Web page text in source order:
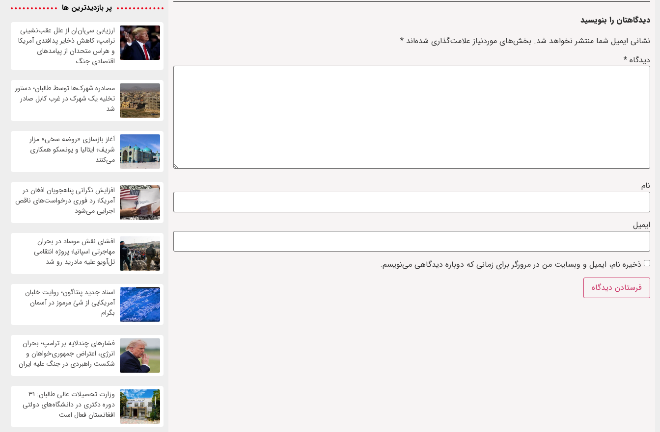
دیدگاهتان را بنویسید
نشانی ایمیل شما منتشر نخواهد شد. بخش‌های موردنیاز علامت‌گذاری شده‌اند *
دیدگاه *
نام
ایمیل
ذخیره نام، ایمیل و وبسایت من در مرورگر برای زمانی که دوباره دیدگاهی می‌نویسم.
پر بازدیدترین ها
ارزیابی سی‌ان‌ان از علل عقب‌نشینی
ترامپ؛ کاهش ذخایر پدافندی آمریکا
و هراس متحدان از پیامدهای
اقتصادی جنگ
مصادره شهرک‌ها توسط طالبان؛ دستور
تخلیه یک شهرک در غرب کابل صادر
شد
آغاز بازسازی «روضه سخی» مزار
شریف؛ ایتالیا و یونسکو همکاری
می‌کنند
افزایش نگرانی پناهجویان افغان در
آمریکا؛ رد فوری درخواست‌های ناقص
اجرایی می‌شود
افشای نقش موساد در بحران
مهاجرتی اسپانیا؛ پروژه انتقامی
تل‌آویو علیه مادرید رو شد
اسناد جدید پنتاگون؛ روایت خلبان
آمریکایی از شئ مرموز در آسمان
بگرام
فشارهای چندلایه بر ترامپ؛ بحران
انرژی، اعتراض جمهوری‌خواهان و
شکست راهبردی در جنگ علیه ایران
وزارت تحصیلات عالی طالبان: ۳۱
دوره دکتری در دانشگاه‌های دولتی
افغانستان فعال است